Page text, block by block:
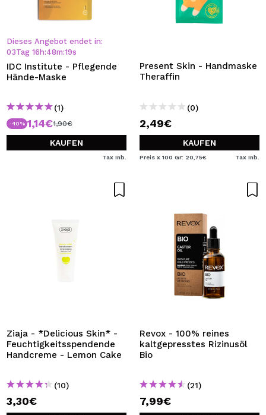
Dieses Angebot endet in:
03Tag 16 h:48m:18s
IDC Institute - Pflegende
Hände-Maske
(1)
-40% 1,14€1,90€
KAUFEN
Tax Inb.
Present Skin - Handmaske
Theraffin
(0)
2,49€
KAUFEN
Preis x 100 Gr: 20,75€ Tax Inb.
Ziaja - *Delicious Skin* -
Feuchtigkeitsspendende
Handcreme - Lemon Cake
(10)
3,30€
Revox - 100% reines
kaltgepresstes Rizinusöl
Bio
(21)
7,99€